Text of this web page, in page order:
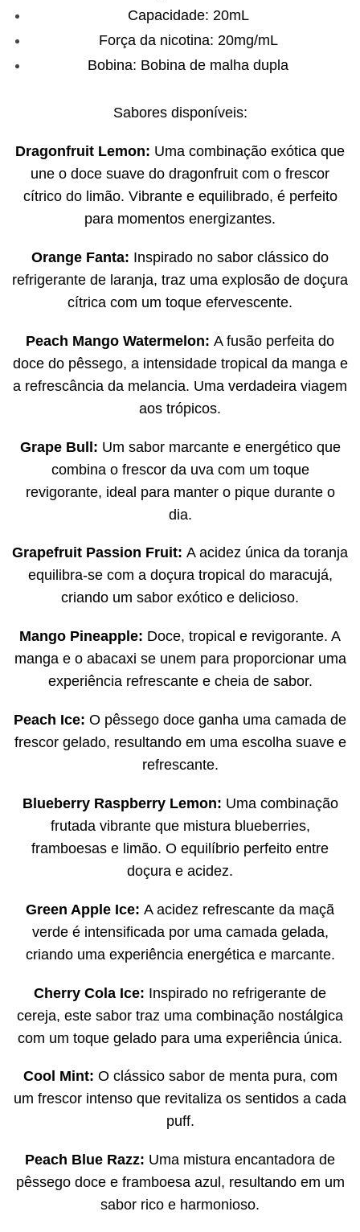
Capacidade: 20mL
Força da nicotina: 20mg/mL
Bobina: Bobina de malha dupla
Sabores disponíveis:
Dragonfruit Lemon: Uma combinação exótica que
une o doce suave do dragonfruit com o frescor
cítrico do limão. Vibrante e equilibrado, é perfeito
para momentos energizantes.
Orange Fanta: Inspirado no sabor clássico do
refrigerante de laranja, traz uma explosão de doçura
cítrica com um toque efervescente.
Peach Mango Watermelon: A fusão perfeita do
doce do pêssego, a intensidade tropical da manga e
a refrescância da melancia. Uma verdadeira viagem
aos trópicos.
Grape Bull: Um sabor marcante e energético que
combina o frescor da uva com um toque
revigorante, ideal para manter o pique durante o
dia.
Grapefruit Passion Fruit: A acidez única da toranja
equilibra-se com a doçura tropical do maracujá,
criando um sabor exótico e delicioso.
Mango Pineapple: Doce, tropical e revigorante. A
manga e o abacaxi se unem para proporcionar uma
experiência refrescante e cheia de sabor.
Peach Ice: O pêssego doce ganha uma camada de
frescor gelado, resultando em uma escolha suave e
refrescante.
Blueberry Raspberry Lemon: Uma combinação
frutada vibrante que mistura blueberries,
framboesas e limão. O equilíbrio perfeito entre
doçura e acidez.
Green Apple Ice: A acidez refrescante da maçã
verde é intensificada por uma camada gelada,
criando uma experiência energética e marcante.
Cherry Cola Ice: Inspirado no refrigerante de
cereja, este sabor traz uma combinação nostálgica
com um toque gelado para uma experiência única.
Cool Mint: O clássico sabor de menta pura, com
um frescor intenso que revitaliza os sentidos a cada
puff.
Peach Blue Razz: Uma mistura encantadora de
pêssego doce e framboesa azul, resultando em um
sabor rico e harmonioso.